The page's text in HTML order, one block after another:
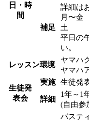
日・時
間
補足
詳細は
月〜金
土
平日の
い。
レッスン環境
ヤマハ
ヤマハ
生徒発
表会
実施 生徒発
詳細
1年～1
(自由参
バステ